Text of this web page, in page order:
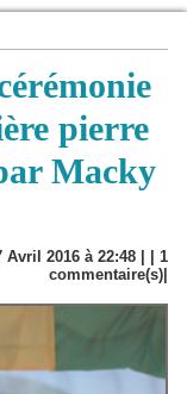
pierre
Macky
2016 à 22:48 | | 1
commentaire(s)|